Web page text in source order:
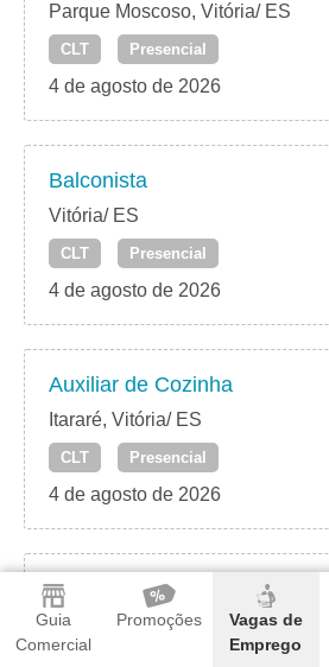
Guia
Comercial
Promoções
Vagas de
Emprego
Parque Moscoso, Vitória/ ES
CLT Presencial
4 de agosto de 2026
Balconista
Vitória/ ES
CLT Presencial
4 de agosto de 2026
Auxiliar de Cozinha
Itararé, Vitória/ ES
CLT Presencial
4 de agosto de 2026
Auxiliar de Produção
Praia do Canto – Vitória/ ES